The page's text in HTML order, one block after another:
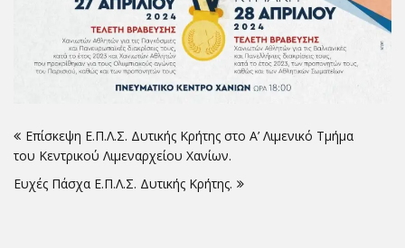
άρθρων
Επίσκεψη Ε.Π.Λ.Σ. Δυτικής Κρήτης στο Α’ Λιμενικό Τμήμα
του Κεντρικού Λιμεναρχείου Χανίων.
Ευχές Πάσχα Ε.Π.Λ.Σ. Δυτικής Κρήτης.